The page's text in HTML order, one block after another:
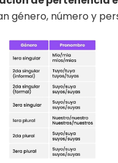
género, número y